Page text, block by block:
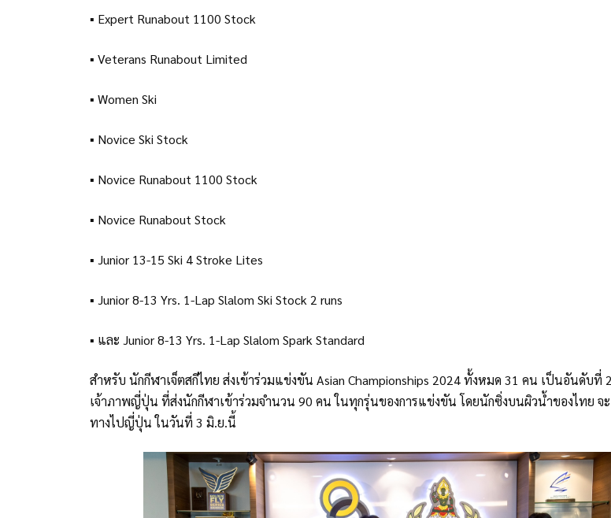
▪ Expert Runabout 1100 Stock
▪ Veterans Runabout Limited
▪ Women Ski
▪ Novice Ski Stock
▪ Novice Runabout 1100 Stock
▪ Novice Runabout Stock
▪ Junior 13-15 Ski 4 Stroke Lites
▪ Junior 8-13 Yrs. 1-Lap Slalom Ski Stock 2 runs
▪ และ Junior 8-13 Yrs. 1-Lap Slalom Spark Standard
สำหรับ นักกีฬาเจ็ตสกีไทย ส่งเข้าร่วมแข่งขัน Asian Championships 2024 ทั้งหมด 31 คน เป็นอันดับที่
เจ้าภาพญี่ปุ่น ที่ส่งนักกีฬาเข้าร่วมจำนวน 90 คน ในทุกรุ่นของการแข่งขัน โดยนักซิ่งบนผิวน้ำของไทย จะ
ทางไปญี่ปุ่น ในวันที่ 3 มิ.ย.นี้